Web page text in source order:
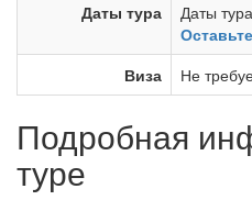
Даты тура
Даты
Виза
Не
Подробная
туре